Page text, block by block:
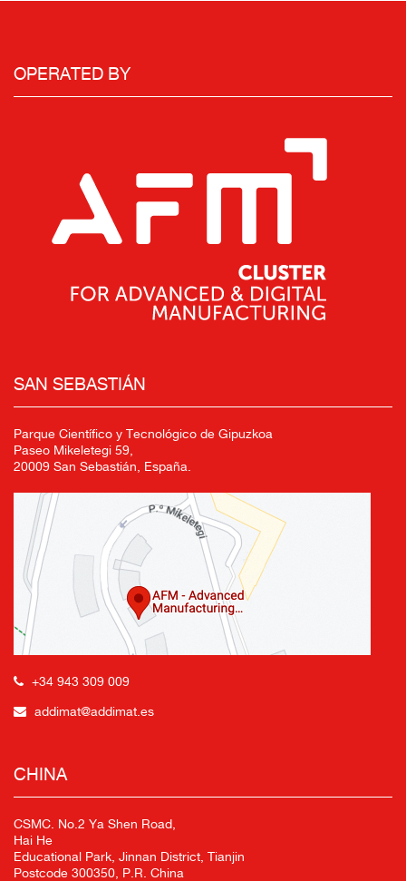
OPERATED BY
SAN SEBASTIÁN
Parque Científico y Tecnológico de Gipuzkoa
Paseo Mikeletegi 59,
20009 San Sebastián, España.
+34 943 309 009
addimat@addimat.es
CHINA
CSMC. No.2 Ya Shen Road,
Hai He
Educational Park, Jinnan District, Tianjin
Postcode 300350, P.R. China